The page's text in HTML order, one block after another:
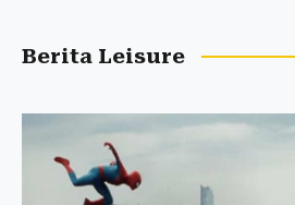
Berita Leisure